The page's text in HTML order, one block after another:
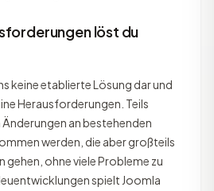
löst du
keine etablierte Lösung dar und
Herausforderungen. Teils
an bestehenden
werden, die aber großteils
ohne viele Probleme zu
spielt Joomla